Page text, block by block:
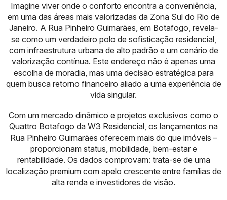
Imagine viver onde o conforto encontra a conveniência,
em uma das áreas mais valorizadas da Zona Sul do Rio de
Janeiro. A Rua Pinheiro Guimarães, em Botafogo, revela-
se como um verdadeiro polo de sofisticação residencial,
com infraestrutura urbana de alto padrão e um cenário de
valorização contínua. Este endereço não é apenas uma
escolha de moradia, mas uma decisão estratégica para
quem busca retorno financeiro aliado a uma experiência de
vida singular.
Com um mercado dinâmico e projetos exclusivos como o
Quattro Botafogo da W3 Residencial, os lançamentos na
Rua Pinheiro Guimarães oferecem mais do que imóveis –
proporcionam status, mobilidade, bem-estar e
rentabilidade. Os dados comprovam: trata-se de uma
localização premium com apelo crescente entre famílias de
alta renda e investidores de visão.